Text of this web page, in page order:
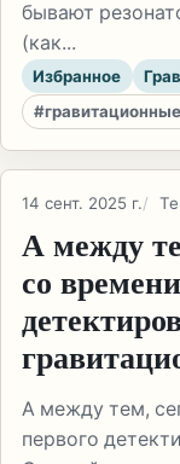
бывают
(как...
Избранное
14 сент. 2025 г.
А между
со
А между тем,
первого